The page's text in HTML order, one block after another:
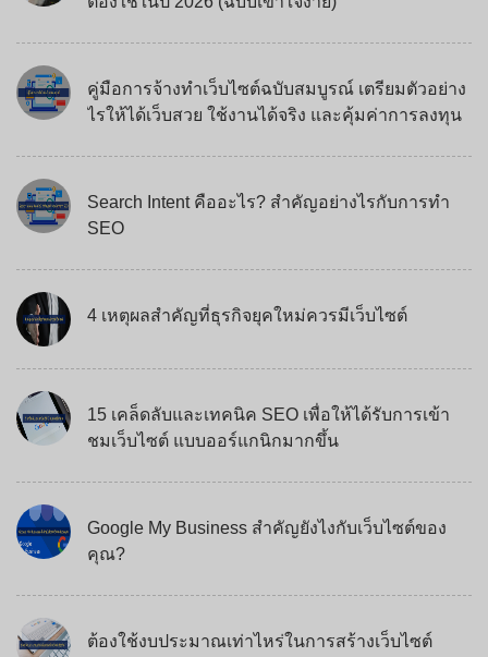
คู่มือการจ้างทำเว็บไซต์ฉบับสมบูรณ์ เตรียมตัวอย่าง
ไรให้ได้เว็บสวย ใช้งานได้จริง และคุ้มค่าการลงทุน
Search Intent คืออะไร? สำคัญอย่างไรกับการทำ
SEO
4 เหตุผลสำคัญที่ธุรกิจยุคใหม่ควรมีเว็บไซต์
15 เคล็ดลับและเทคนิค SEO เพื่อให้ได้รับการเข้า
ชมเว็บไซต์ แบบออร์แกนิกมากขึ้น
Google My Business สำคัญยังไงกับเว็บไซต์ของ
คุณ?
ต้องใช้งบประมาณเท่าไหร่ในการสร้างเว็บไซต์